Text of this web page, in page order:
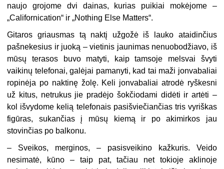
naujo grojome dvi dainas, kurias puikiai mokėjome –
„Californication“ ir „Nothing Else Matters“.
Gitaros griausmas tą naktį užgožė iš lauko ataidinčius
pašnekesius ir juoką – vietinis jaunimas nenuobodžiavo, iš
mūsų terasos buvo matyti, kaip tamsoje melsvai švyti
vaikinų telefonai, galėjai pamanyti, kad tai maži jonvabaliai
ropinėja po naktinę žolę. Keli jonvabaliai atrodė ryškesni
už kitus, netrukus jie pradėjo šokčiodami didėti ir artėti –
kol išvydome kelią telefonais pasišviečiančias tris vyriškas
figūras, sukančias į mūsų kiemą ir po akimirkos jau
stovinčias po balkonu.
– Sveikos, merginos, – pasisveikino kažkuris. Veido
nesimatė, kūno – taip pat, tačiau net tokioje aklinoje